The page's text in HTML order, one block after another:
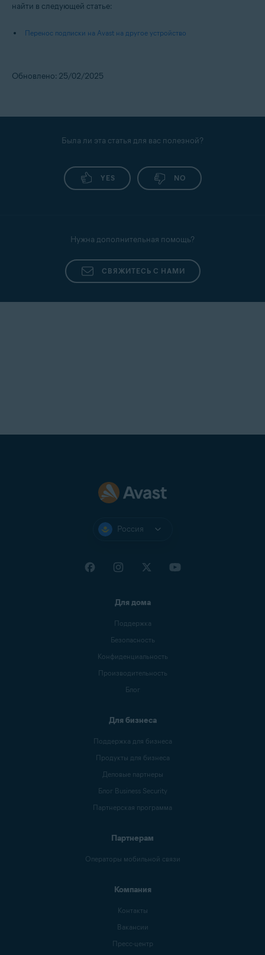
найти в следующей статье:
Перенос подписки на Avast на другое устройство
Обновлено: 25/02/2025
Была ли эта статья для вас полезной?
YES NO
Нужна дополнительная помощь?
СВЯЖИТЕСЬ С НАМИ
Россия
Для дома
Поддержка
Безопасность
Конфиденциальность
Производительность
Блог
Для бизнеса
Поддержка для бизнеса
Продукты для бизнеса
Деловые партнеры
Блог Business Security
Партнерская программа
Партнерам
Операторы мобильной связи
Компания
Контакты
Вакансии
Пресс-центр